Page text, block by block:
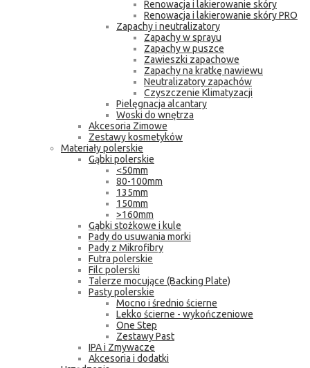
Renowacja i lakierowanie skóry
Renowacja i lakierowanie skóry PRO
Zapachy i neutralizatory
Zapachy w sprayu
Zapachy w puszce
Zawieszki zapachowe
Zapachy na kratkę nawiewu
Neutralizatory zapachów
Czyszczenie Klimatyzacji
Pielęgnacja alcantary
Woski do wnętrza
Akcesoria Zimowe
Zestawy kosmetyków
Materiały polerskie
Gąbki polerskie
<50mm
80-100mm
135mm
150mm
>160mm
Gąbki stożkowe i kule
Pady do usuwania morki
Pady z Mikrofibry
Futra polerskie
Filc polerski
Talerze mocujące (Backing Plate)
Pasty polerskie
Mocno i średnio ścierne
Lekko ścierne - wykończeniowe
One Step
Zestawy Past
IPA i Zmywacze
Akcesoria i dodatki